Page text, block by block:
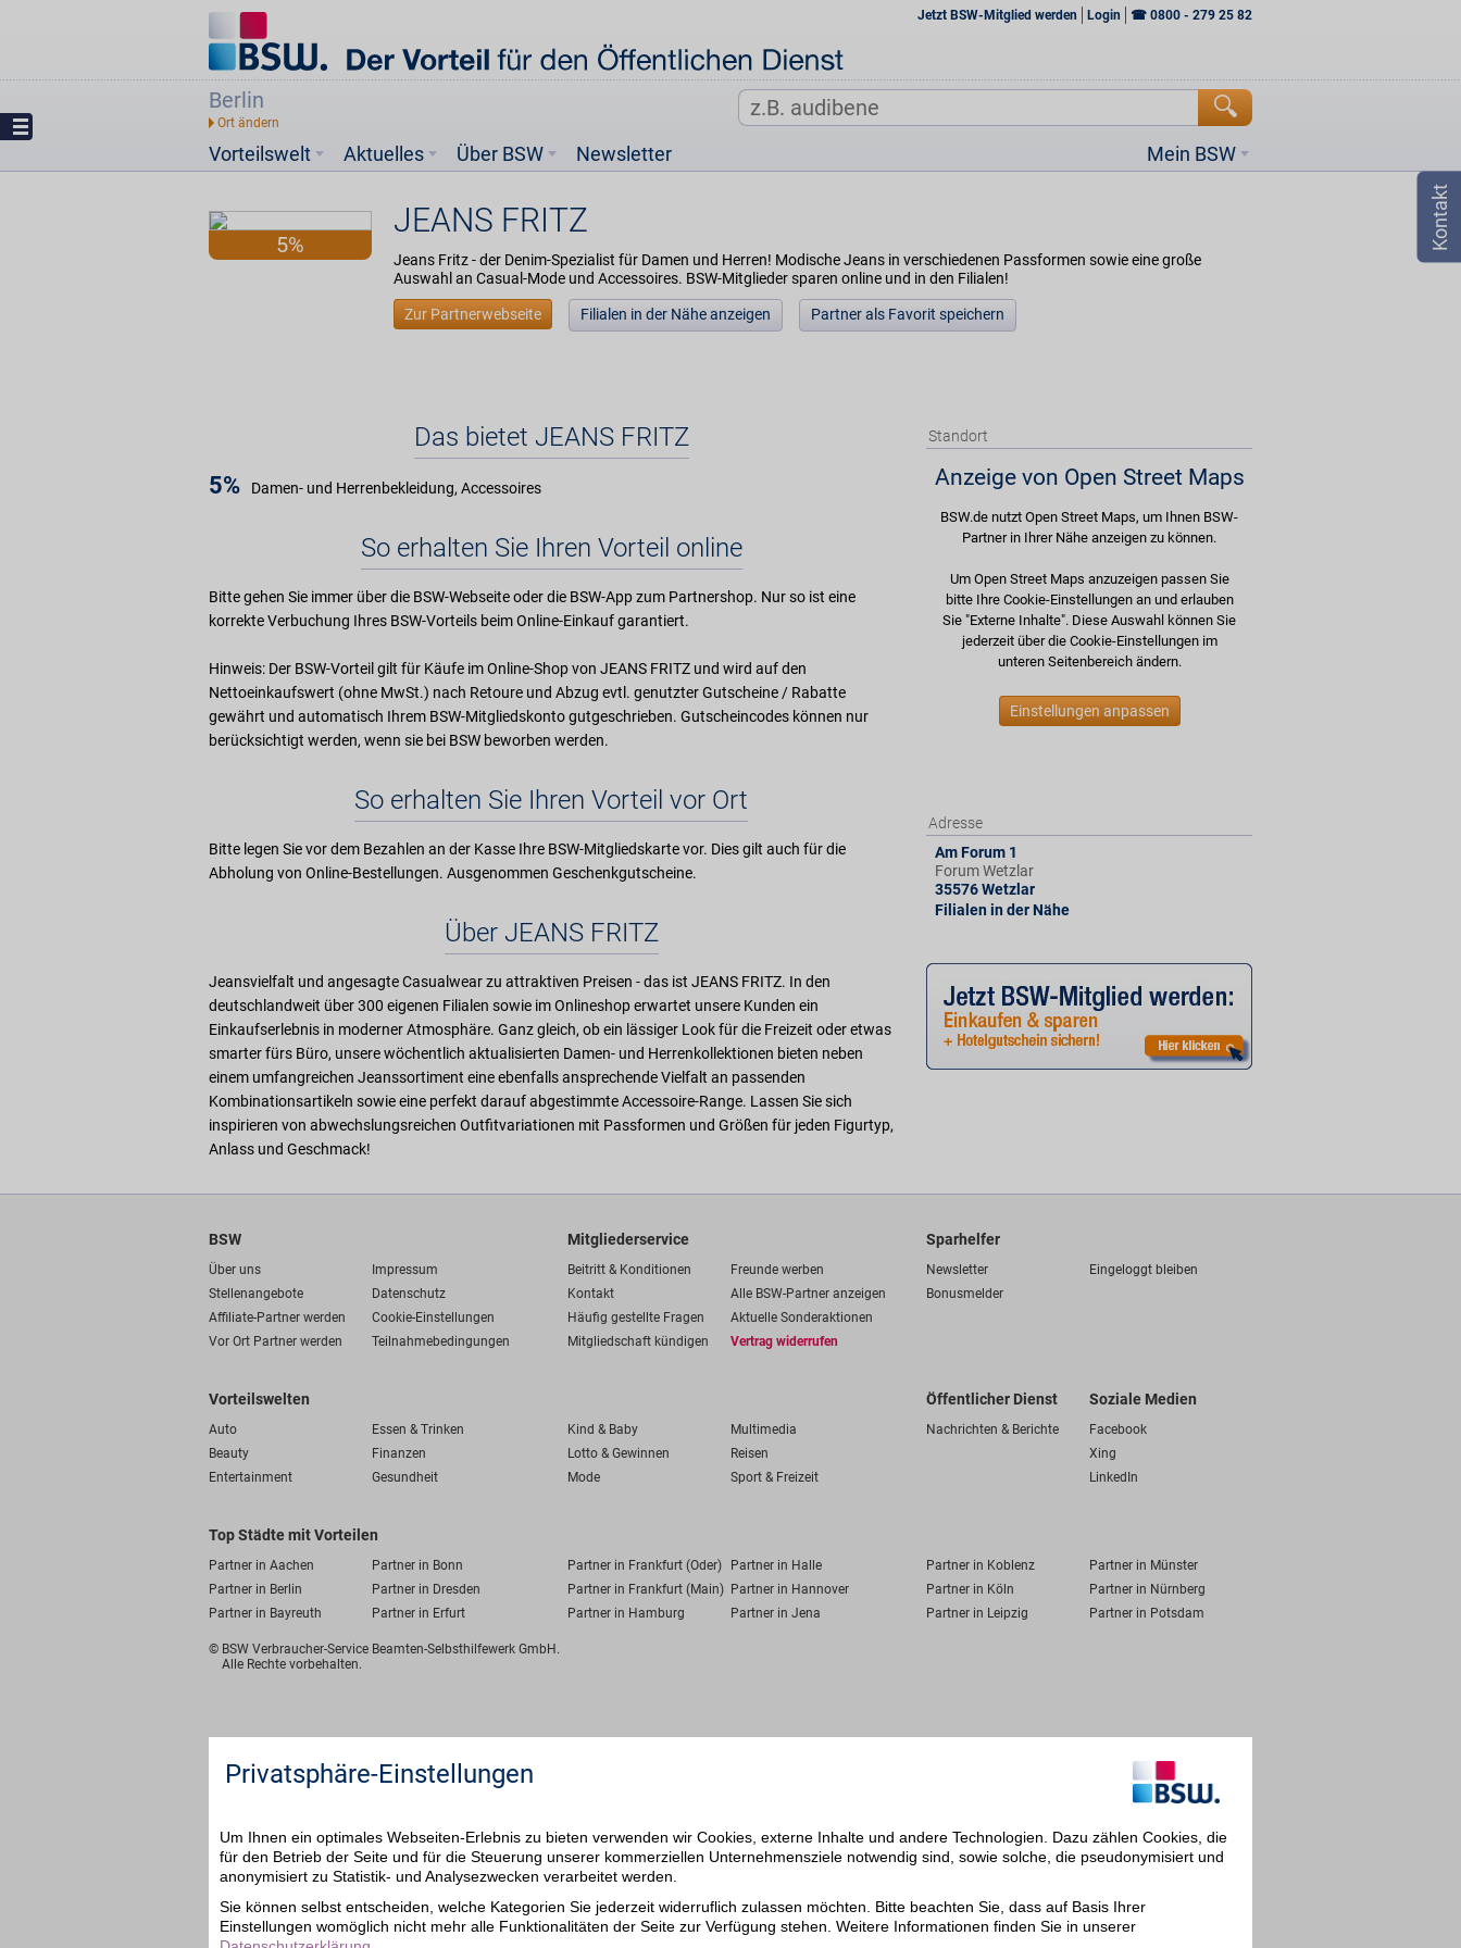
Jetzt BSW-Mitglied werden Login ☎ 0800 - 279 25 82
Berlin
Vorteilswelt Mein BSW
Aktuelles Über BSW Newsletter
5%
JEANS FRITZ
Jeans Fritz - der Denim-Spezialist für Damen und Herren! Modische Jeans in verschiedenen Passformen sowie eine große
Auswahl an Casual-Mode und Accessoires. BSW-Mitglieder sparen online und in den Filialen!
Zur Partnerwebseite Filialen in der Nähe anzeigen Partner als Favorit speichern
Das bietet JEANS FRITZ
5% Damen- und Herrenbekleidung, Accessoires
So erhalten Sie Ihren Vorteil online
Bitte gehen Sie immer über die BSW-Webseite oder die BSW-App zum Partnershop. Nur so ist eine
korrekte Verbuchung Ihres BSW-Vorteils beim Online-Einkauf garantiert.
Hinweis: Der BSW-Vorteil gilt für Käufe im Online-Shop von JEANS FRITZ und wird auf den
Nettoeinkaufswert (ohne MwSt.) nach Retoure und Abzug evtl. genutzter Gutscheine / Rabatte
gewährt und automatisch Ihrem BSW-Mitgliedskonto gutgeschrieben. Gutscheincodes können nur
berücksichtigt werden, wenn sie bei BSW beworben werden.
So erhalten Sie Ihren Vorteil vor Ort
Bitte legen Sie vor dem Bezahlen an der Kasse Ihre BSW-Mitgliedskarte vor. Dies gilt auch für die
Abholung von Online-Bestellungen. Ausgenommen Geschenkgutscheine.
Über JEANS FRITZ
Jeansvielfalt und angesagte Casualwear zu attraktiven Preisen - das ist JEANS FRITZ. In den
deutschlandweit über 300 eigenen Filialen sowie im Onlineshop erwartet unsere Kunden ein
Einkaufserlebnis in moderner Atmosphäre. Ganz gleich, ob ein lässiger Look für die Freizeit oder etwas
smarter fürs Büro, unsere wöchentlich aktualisierten Damen- und Herrenkollektionen bieten neben
einem umfangreichen Jeanssortiment eine ebenfalls ansprechende Vielfalt an passenden
Kombinationsartikeln sowie eine perfekt darauf abgestimmte Accessoire-Range. Lassen Sie sich
inspirieren von abwechslungsreichen Outfitvariationen mit Passformen und Größen für jeden Figurtyp,
Anlass und Geschmack!
Standort
Anzeige von Open Street Maps
BSW.de nutzt Open Street Maps, um Ihnen BSW-
Partner in Ihrer Nähe anzeigen zu können.
Um Open Street Maps anzuzeigen passen Sie
bitte Ihre Cookie-Einstellungen an und erlauben
Sie "Externe Inhalte". Diese Auswahl können Sie
jederzeit über die Cookie-Einstellungen im
unteren Seitenbereich ändern.
Einstellungen anpassen
Adresse
Am Forum 1
Forum Wetzlar
35576Wetzlar
Filialen in der Nähe
BSW
Über uns
Impressum
Stellenangebote
Datenschutz
Affiliate-Partner werden
Cookie-Einstellungen
Vor Ort Partner werden
Teilnahmebedingungen
Mitgliederservice
Beitritt & Konditionen
Freunde werben
Kontakt
Alle BSW-Partner anzeigen
Häufig gestellte Fragen
Aktuelle Sonderaktionen
Mitgliedschaft kündigen
Vertrag widerrufen
Sparhelfer
Newsletter
Eingeloggt bleiben
Bonusmelder
Vorteilswelten
Auto Essen & Trinken Kind & Baby
Multimedia
Beauty
Finanzen Lotto & Gewinnen
Reisen
Entertainment
Gesundheit Mode Sport & Freizeit
Öffentlicher Dienst
Nachrichten & Berichte
Soziale Medien
Facebook
Xing
LinkedIn
Top Städte mit Vorteilen
Partner in Aachen Partner in Bonn Partner in Frankfurt (Oder) Partner in Halle Partner in Koblenz
Partner in Münster
Partner in Berlin
Partner in Dresden Partner in Frankfurt (Main) Partner in Hannover Partner in Köln
Partner in Nürnberg
Partner in Bayreuth
Partner in Erfurt Partner in Hamburg Partner in Jena Partner in Leipzig Partner in Potsdam
© BSW Verbraucher-Service Beamten-Selbsthilfewerk GmbH.
Alle Rechte vorbehalten.
Privatsphäre-Einstellungen
Um Ihnen ein optimales Webseiten-Erlebnis zu bieten verwenden wir Cookies, externe Inhalte und andere Technologien. Dazu zählen Cookies, die
für den Betrieb der Seite und für die Steuerung unserer kommerziellen Unternehmensziele notwendig sind, sowie solche, die pseudonymisiert und
anonymisiert zu Statistik- und Analysezwecken verarbeitet werden.
Sie können selbst entscheiden, welche Kategorien Sie jederzeit widerruflich zulassen möchten. Bitte beachten Sie, dass auf Basis Ihrer
Einstellungen womöglich nicht mehr alle Funktionalitäten der Seite zur Verfügung stehen. Weitere Informationen finden Sie in unserer